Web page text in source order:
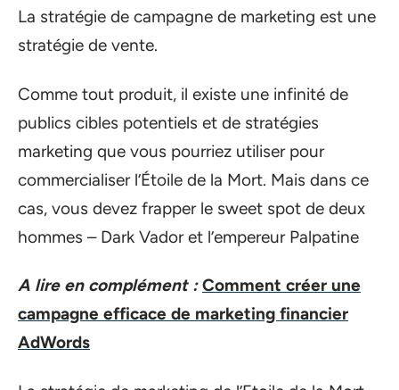
La stratégie de campagne de marketing est une
stratégie de vente.
Comme tout produit, il existe une infinité de
publics cibles potentiels et de stratégies
marketing que vous pourriez utiliser pour
commercialiser l’Étoile de la Mort. Mais dans ce
cas, vous devez frapper le sweet spot de deux
hommes – Dark Vador et l’empereur Palpatine
A lire en complément : Comment créer une
campagne efficace de marketing financier
AdWords